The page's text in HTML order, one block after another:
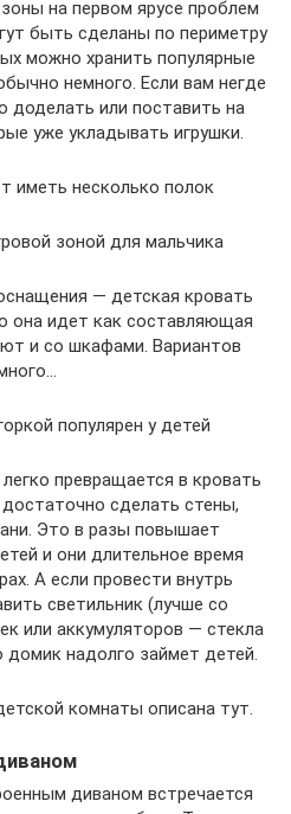
на первом ярусе проблем
быть сделаны по периметру
можно хранить популярные
немного. Если вам негде
доделать или поставить на
уже укладывать игрушки.
иметь несколько полок
зоной для мальчика
— детская кровать
она идет как составляющая
и со шкафами. Вариантов
популярен у детей
превращается в кровать
сделать стены,
Это в разы повышает
и они длительное время
А если провести внутрь
светильник (лучше со
или аккумуляторов — стекла
домик надолго займет детей.
комнаты описана тут.
диваном встречается